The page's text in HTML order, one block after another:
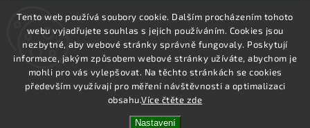
Tento web používá soubory cookie. Dalším procházením tohoto
webu vyjadřujete souhlas s jejich používáním. Cookies jsou
nezbytné, aby webové stránky správně fungovaly. Poskytují
informace, jakým způsobem webové stránky užíváte, abychom je
mohli pro vás vylepšovat. Na těchto stránkách se cookies
především využívají pro měření návštěvnosti a optimalizaci
obsahu.Více čtěte zde
Nastavení
Zákaznická podpora:
+420 775 730 350
Copyright 2026Pharma Activ. Všechna práva vyhrazena.
VytvořilShoptet| Design